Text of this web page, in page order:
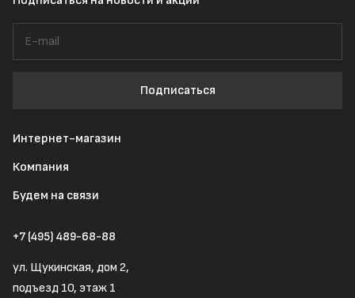
Подписаться
Интернет-магазин
Компания
Будем на связи
+7 (495) 489-68-88
ул. Щукинская, дом 2,
подъезд 10, этаж 1